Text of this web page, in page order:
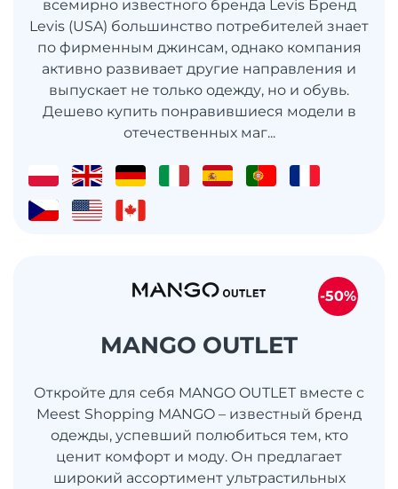
всемирно известного бренда Levis Бренд
Levis (USA) большинство потребителей знает
по фирменным джинсам, однако компания
активно развивает другие направления и
выпускает не только одежду, но и обувь.
Дешево купить понравившиеся модели в
отечественных маг...
MANGO OUTLET
Откройте для себя MANGO OUTLET вместе с
Meest Shopping MANGO – известный бренд
одежды, успевший полюбиться тем, кто
ценит комфорт и моду. Он предлагает
широкий ассортимент ультрастильных
-50%